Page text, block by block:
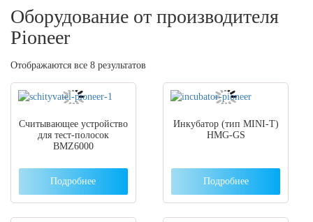
Оборудование от производителя
Pioneer
Отображаются все 8 результатов
Считывающее устройство
для тест-полосок
BMZ6000
Подробнее
Инкубатор (тип MINI-T)
HMG-GS
Подробнее